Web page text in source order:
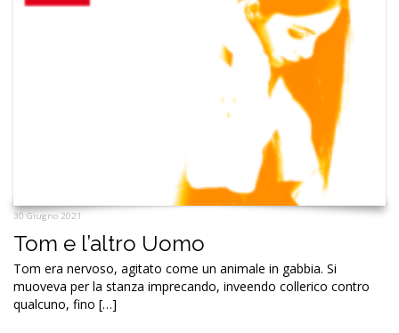
30 Giugno 2021
Tom e l’altro Uomo
Tom era nervoso, agitato come un animale in gabbia. Si
muoveva per la stanza imprecando, inveendo collerico contro
qualcuno, fino […]